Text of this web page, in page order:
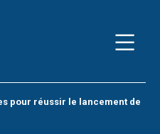
pour réussir le lancement de